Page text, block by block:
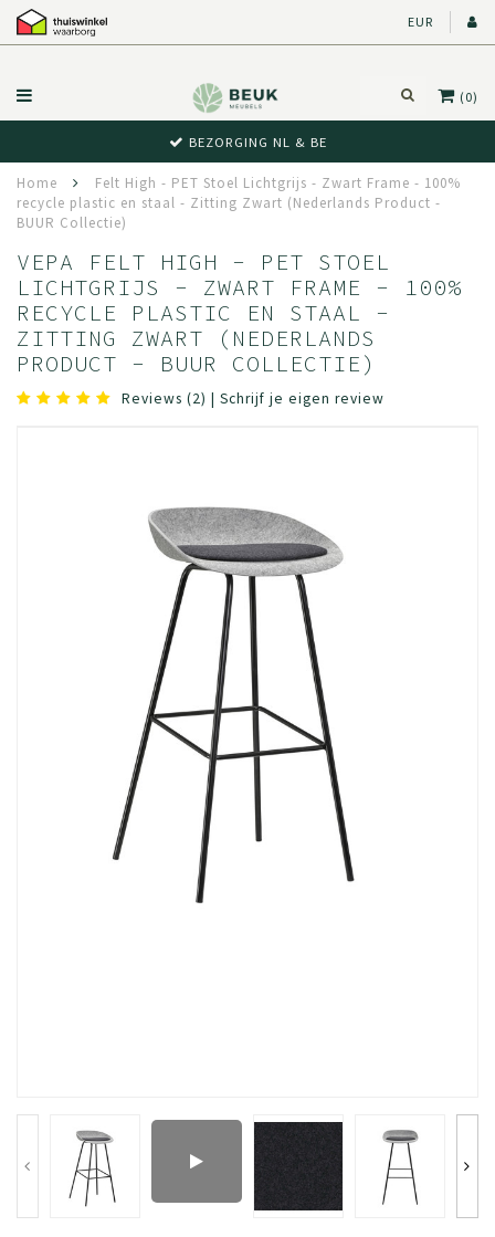
EUR
(0)
BEWUST RETOUR
Home
Felt High - PET Stoel Lichtgrijs - Zwart Frame - 100%
recycle plastic en staal - Zitting Zwart (Nederlands Product -
BUUR Collectie)
VEPA FELT HIGH - PET STOEL
LICHTGRIJS - ZWART FRAME - 100%
RECYCLE PLASTIC EN STAAL -
ZITTING ZWART (NEDERLANDS
PRODUCT - BUUR COLLECTIE)
Reviews (2) | Schrijf je eigen review